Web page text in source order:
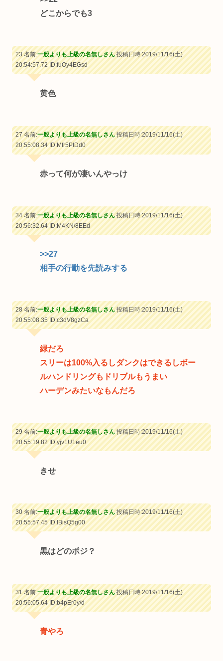
どこからでも3
23 名前:一般よりも上級の名無しさん投稿日時:2019/11/16(土)
20:54:57.72ID:fuOy4EGsd
黄色
27 名前:一般よりも上級の名無しさん投稿日時:2019/11/16(土)
20:55:08.34ID:Mfr5PtDd0
赤って何が凄いんやっけ
34 名前:一般よりも上級の名無しさん投稿日時:2019/11/16(土)
20:56:32.64ID:M4KN/8EEd
>>27
相手の行動を先読みする
28 名前:一般よりも上級の名無しさん投稿日時:2019/11/16(土)
20:55:08.35ID:c3dV8gzCa
緑だろ
スリーは100%入るしダンクはできるしボー
ルハンドリングもドリブルもうまい
ハーデンみたいなもんだろ
29 名前:一般よりも上級の名無しさん投稿日時:2019/11/16(土)
20:55:19.82ID:yjv1U1eu0
きせ
30 名前:一般よりも上級の名無しさん投稿日時:2019/11/16(土)
20:55:57.45ID:IBisQ5g00
黒はどのポジ？
31 名前:一般よりも上級の名無しさん投稿日時:2019/11/16(土)
20:56:05.64ID:b4pEr0y/d
青やろ